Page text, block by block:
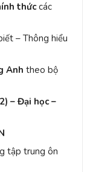
thứccác
– Thông hiểu
Anh theo bộ
– Đại học –
tập trung ôn